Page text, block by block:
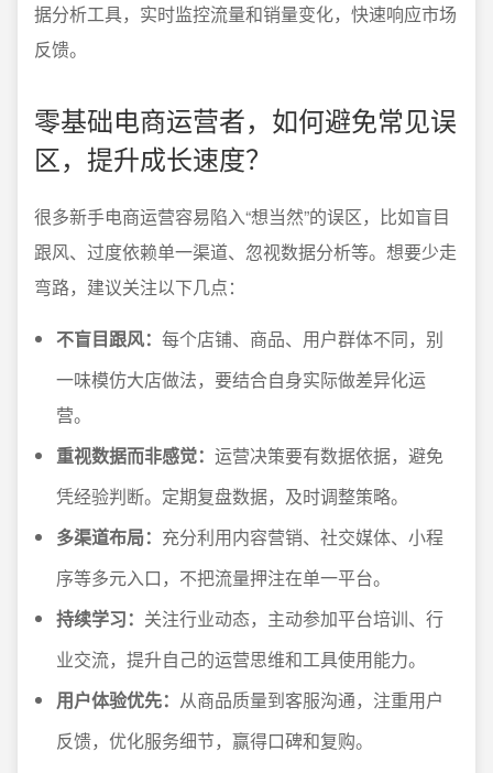
据分析工具，实时监控流量和销量变化，快速响应市场
反馈。
零基础电商运营者，如何避免常见误
区，提升成长速度？
很多新手电商运营容易陷入“想当然”的误区，比如盲目
跟风、过度依赖单一渠道、忽视数据分析等。想要少走
弯路，建议关注以下几点：
不盲目跟风： 每个店铺、商品、用户群体不同，别
一味模仿大店做法，要结合自身实际做差异化运
营。
重视数据而非感觉： 运营决策要有数据依据，避免
凭经验判断。定期复盘数据，及时调整策略。
多渠道布局： 充分利用内容营销、社交媒体、小程
序等多元入口，不把流量押注在单一平台。
持续学习： 关注行业动态，主动参加平台培训、行
业交流，提升自己的运营思维和工具使用能力。
用户体验优先： 从商品质量到客服沟通，注重用户
反馈，优化服务细节，赢得口碑和复购。